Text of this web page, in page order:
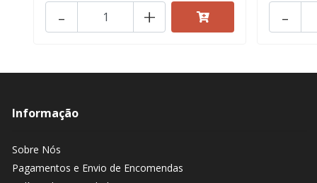
+
- -
Informação
Sobre Nós
Pagamentos e Envio de Encomendas